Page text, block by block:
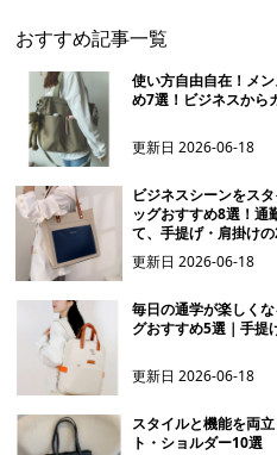
おすすめ記事一覧
使い方自由自在！メ
め7選！ビジネスから
更新日2026-06-18
ビジネスシーンをス
ッグおすすめ8選！通
て、手提げ・肩掛け
更新日2026-06-18
毎日の通学が楽しく
グおすすめ5選｜手提
更新日2026-06-18
スタイルと機能を両
ト・ショルダー10選